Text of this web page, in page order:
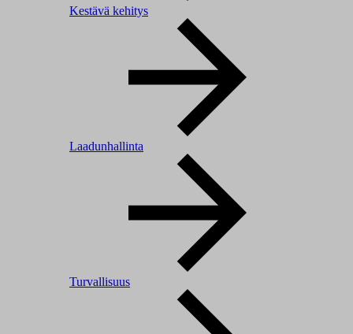
Kestävä kehitys
Laadunhallinta
Turvallisuus